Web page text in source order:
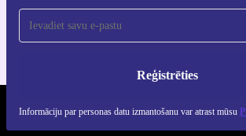
Reģistrēties
Informāciju par personas datu izmantošanu var atrast mūsu
iOS un Android ierīcēm
REFURBED - RETHINK